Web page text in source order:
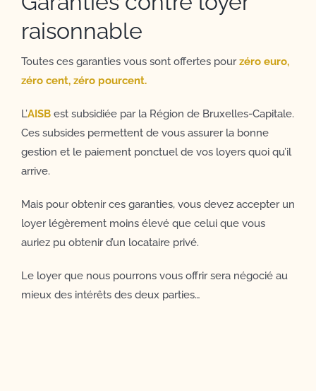
raisonnable
Toutes ces garanties vous sont offertes pourzéro euro,
zéro cent, zéro pourcent.
L’AISBest subsidiée par la Région de Bruxelles-Capitale.
Ces subsides permettent de vous assurer la bonne
gestion et le paiement ponctuel de vos loyers quoi qu’il
arrive.
Mais pour obtenir ces garanties, vous devez accepter un
loyer légèrement moins élevé que celui que vous
auriez pu obtenir d’un locataire privé.
Le loyer que nous pourrons vous offrir sera négocié au
mieux des intérêts des deux parties…